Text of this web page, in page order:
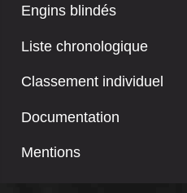
Engins blindés
Liste chronologique
Classement individuel
Documentation
Mentions